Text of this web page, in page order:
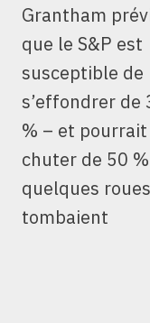
Grantham
que le S&P est
susceptible de
s’effondrer de
% – et pourrait
chuter de 50
quelques
tombaient